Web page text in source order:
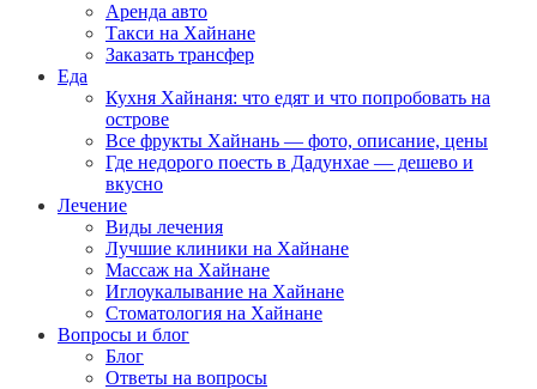
Аренда авто
Такси на Хайнане
Заказать трансфер
Еда
Кухня Хайнаня: что едят и что попробовать на
острове
Все фрукты Хайнань — фото, описание, цены
Где недорого поесть в Дадунхае — дешево и
вкусно
Лечение
Виды лечения
Лучшие клиники на Хайнане
Массаж на Хайнане
Иглоукалывание на Хайнане
Стоматология на Хайнане
Вопросы и блог
Блог
Ответы на вопросы